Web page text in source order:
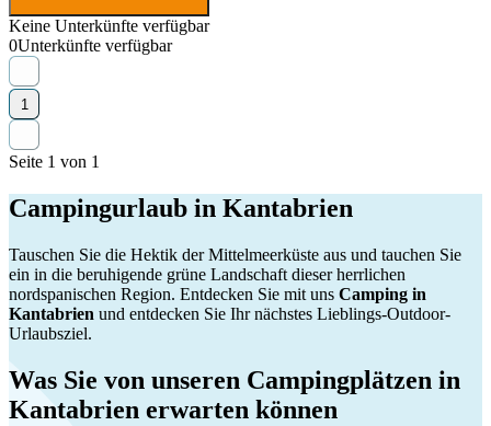
Keine Unterkünfte verfügbar
0Unterkünfte verfügbar
1
Seite 1 von 1
Campingurlaub in Kantabrien
Tauschen Sie die Hektik der Mittelmeerküste aus und tauchen Sie
ein in die beruhigende grüne Landschaft dieser herrlichen
nordspanischen Region. Entdecken Sie mit uns Camping in
Kantabrien und entdecken Sie Ihr nächstes Lieblings-Outdoor-
Urlaubsziel.
Was Sie von unseren Campingplätzen in
Kantabrien erwarten können